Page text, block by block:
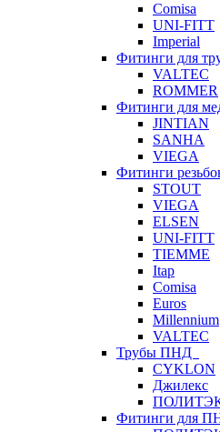
Comisa
UNI-FITT
Imperial
Фитинги для
VALTEC
ROMMER
Фитинги для
JINTIAN
SANHA
VIEGA
Фитинги
STOUT
VIEGA
ELSEN
UNI-FITT
TIEMME
Itap
Comisa
Euros
Millennium
VALTEC
Трубы ПНД
CYKLON
Джилекс
Фитинги для